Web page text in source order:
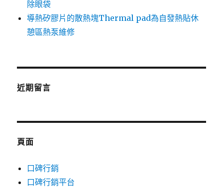
除眼袋
導熱矽膠片的散熱塊Thermal pad為自發熱貼休
憩區熱泵維修
近期留言
頁面
口碑行銷
口碑行銷平台